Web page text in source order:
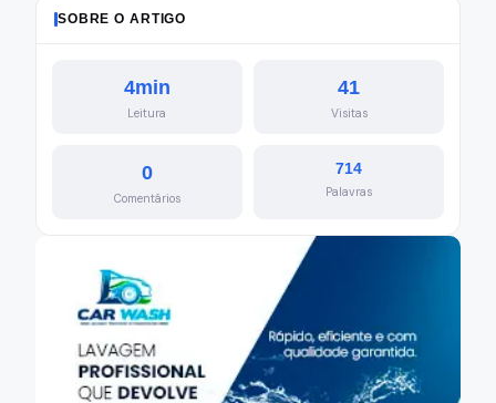
SOBRE O ARTIGO
4min
Leitura
41
Visitas
0
Comentários
714
Palavras